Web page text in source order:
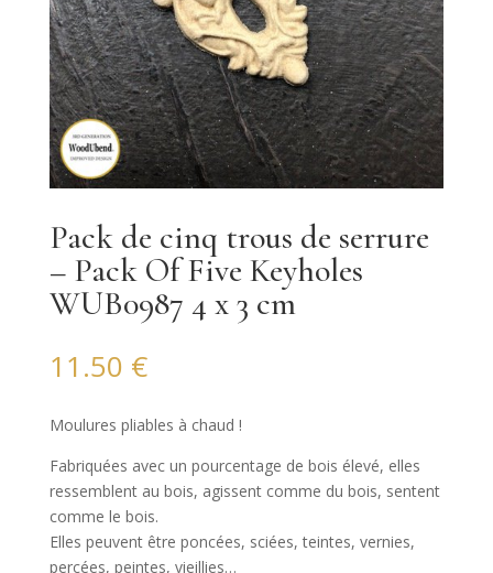
Pack de cinq trous de serrure
– Pack Of Five Keyholes
WUB0987 4 x 3 cm
11.50 €
Moulures pliables à chaud !
Fabriquées avec un pourcentage de bois élevé, elles
ressemblent au bois, agissent comme du bois, sentent
comme le bois.
Elles peuvent être poncées, sciées, teintes, vernies,
percées, peintes, vieillies…